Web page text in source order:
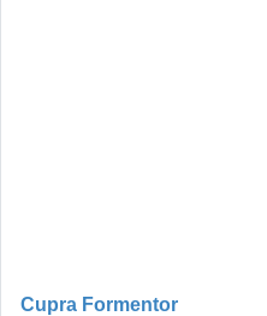
Cupra Formentor